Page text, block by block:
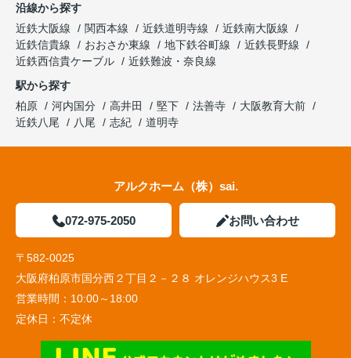
沿線から探す
近鉄大阪線
関西本線 近鉄道明寺線
近鉄南大阪線
近鉄信貴線
おおさか東線 地下鉄谷町線
近鉄長野線
近鉄西信貴ケーブル
近鉄難波・奈良線
駅から探す
柏原
河内国分 高井田 堅下 法善寺
大阪教育大前
近鉄八尾
八尾 志紀 道明寺
アルクホーム（株）sai.
072-975-2050 お問い合わせ
〒582-0025
大阪府柏原市国分西２丁目２－２８ オレンジハウス3 E
営業時間： 10:00～18:00
定休日： 不定休